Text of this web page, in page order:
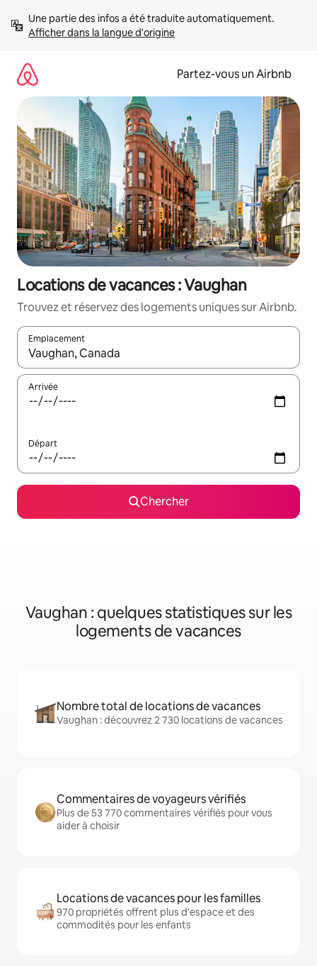
directement
Afficher dans la langue d'origine
Partez-vous un Airbnb
Locations de vacances : Vaughan
Trouvez et réservez des logements uniques sur Airbnb.
Emplacement
Quand les résultats sont affichés, parcourez-les en utilisant
Arrivée
Départ
Chercher
Vaughan : quelques statistiques sur les
logements de vacances
Nombre total de locations de vacances
Vaughan : découvrez 2 730 locations de vacances
Commentaires de voyageurs vérifiés
Plus de 53 770 commentaires vérifiés pour vous
aider à choisir
Locations de vacances pour les familles
970 propriétés offrent plus d'espace et des
commodités pour les enfants